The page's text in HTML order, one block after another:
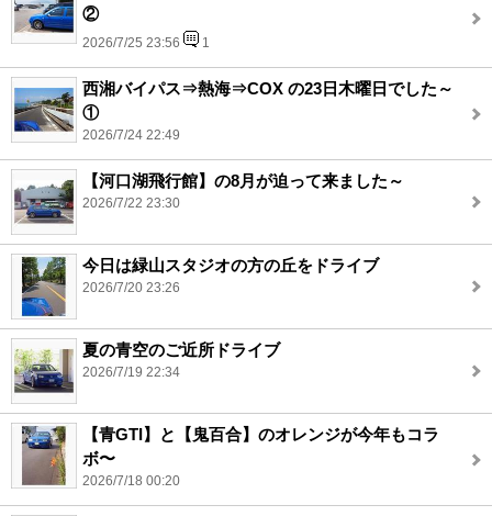
②
2026/7/25 23:56 1
西湘バイパス⇒熱海⇒COX の23日木曜日でした～
①
2026/7/24 22:49
【河口湖飛行館】の8月が迫って来ました～
2026/7/22 23:30
今日は緑山スタジオの方の丘をドライブ
2026/7/20 23:26
夏の青空のご近所ドライブ
2026/7/19 22:34
【青GTI】と【鬼百合】のオレンジが今年もコラ
ボ〜
2026/7/18 00:20